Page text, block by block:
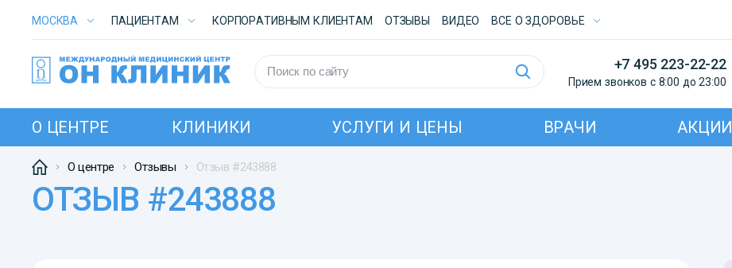
МОСКВА ПАЦИЕНТАМ КОРПОРАТИВНЫМ КЛИЕНТАМ ОТЗЫВЫ ВИДЕО ВСE О ЗДОРОВЬЕ
+7 495 223-22-22
Прием звонков с 8:00 до 23:00
О ЦЕНТРЕ КЛИНИКИ УСЛУГИ И ЦЕНЫ ВРАЧИ АКЦИИ
О центре Отзывы Отзыв #243888
ОТЗЫВ #243888